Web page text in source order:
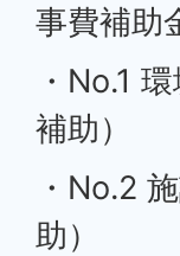
事費補助
・No.1
補助）
・No.2
助）